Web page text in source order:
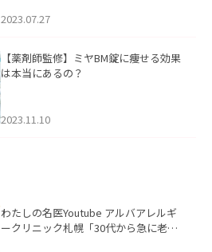
2023.07.27
【薬剤師監修】ミヤBM錠に痩せる効果
は本当にあるの？
2023.11.10
わたしの名医Youtube アルバアレルギ
ークリニック札幌「30代から急に老け